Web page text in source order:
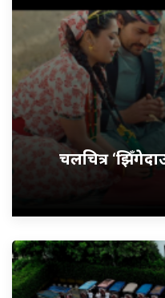
चलचित्र